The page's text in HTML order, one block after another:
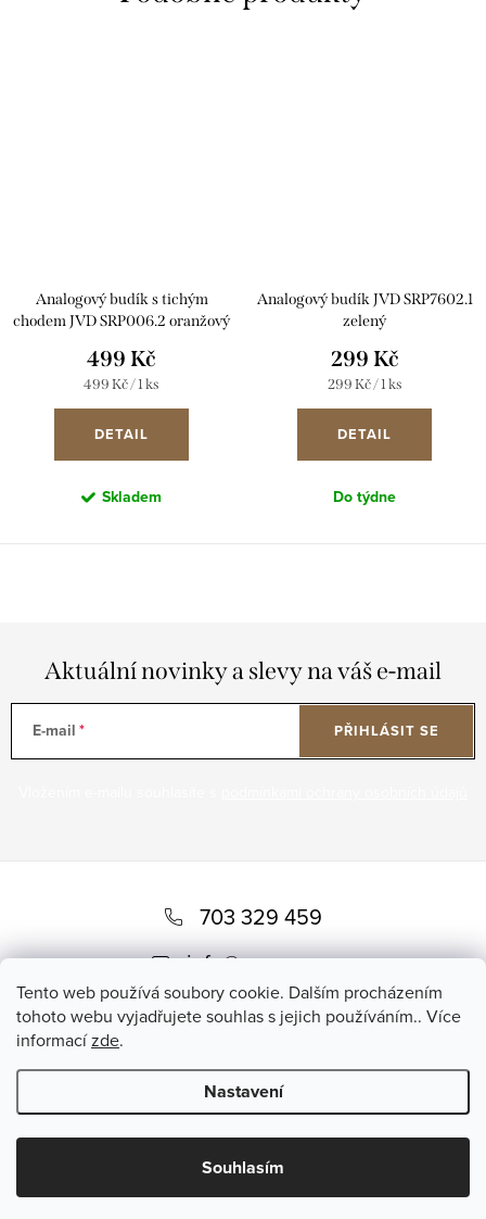
Tento web používá soubory cookie. Dalším procházením
tohoto webu vyjadřujete souhlas s jejich používáním.. Více
informacízde.
Nastavení
Souhlasím
Analogový budík s tichým
chodem JVD SRP006.2 oranžový
499 Kč
Měrná
499 Kč / 1 ks
DETAIL
Skladem
Analogový budík JVD SRP7602.1
zelený
299 Kč
Měrná
299 Kč / 1 ks
DETAIL
Do týdne
Aktuální novinky a slevy na váš e-mail
E-mail PŘIHLÁSIT SE
p
703 329 459
info@romero.cz
Copyright 2026Romero. Všechna práva vyhrazena.